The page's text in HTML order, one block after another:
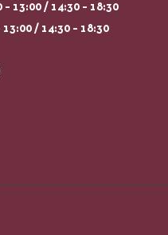
– 13:00 / 14:30 – 18:30
13:00 / 14:30 – 18:30